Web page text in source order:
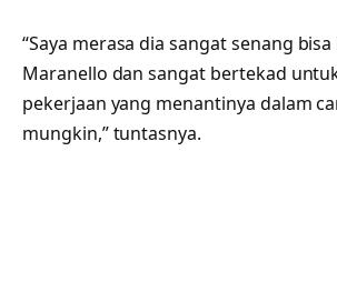
“Saya merasa dia sangat senang
Maranello dan sangat bertekad
pekerjaan yang menantinya dalam
mungkin,” tuntasnya.